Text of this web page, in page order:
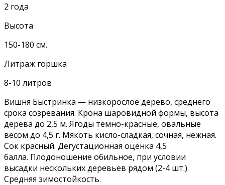
2 года
Высота
150-180 см.
Литраж горшка
8-10 литров
Вишня Быстринка — низкорослое дерево, среднего
срока созревания. Крона шаровидной формы, высота
дерева до 2,5 м. Ягоды темно-красные, овальные
весом до 4,5 г. Мякоть кисло-сладкая, сочная, нежная.
Сок красный. Дегустационная оценка 4,5
балла. Плодоношение обильное, при условии
высадки нескольких деревьев рядом (2-4 шт.).
Средняя зимостойкость.